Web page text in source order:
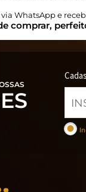
WhatsApp e
comprar,